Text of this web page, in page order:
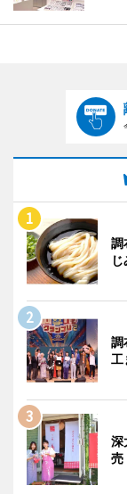
調
調
工
深
売